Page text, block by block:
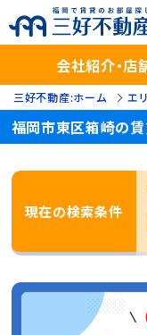
会社紹介・店
三好不動産:ホーム エ
福岡市東区箱崎の賃
現在の検索条件